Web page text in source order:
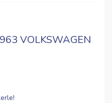
VOLKSWAGEN